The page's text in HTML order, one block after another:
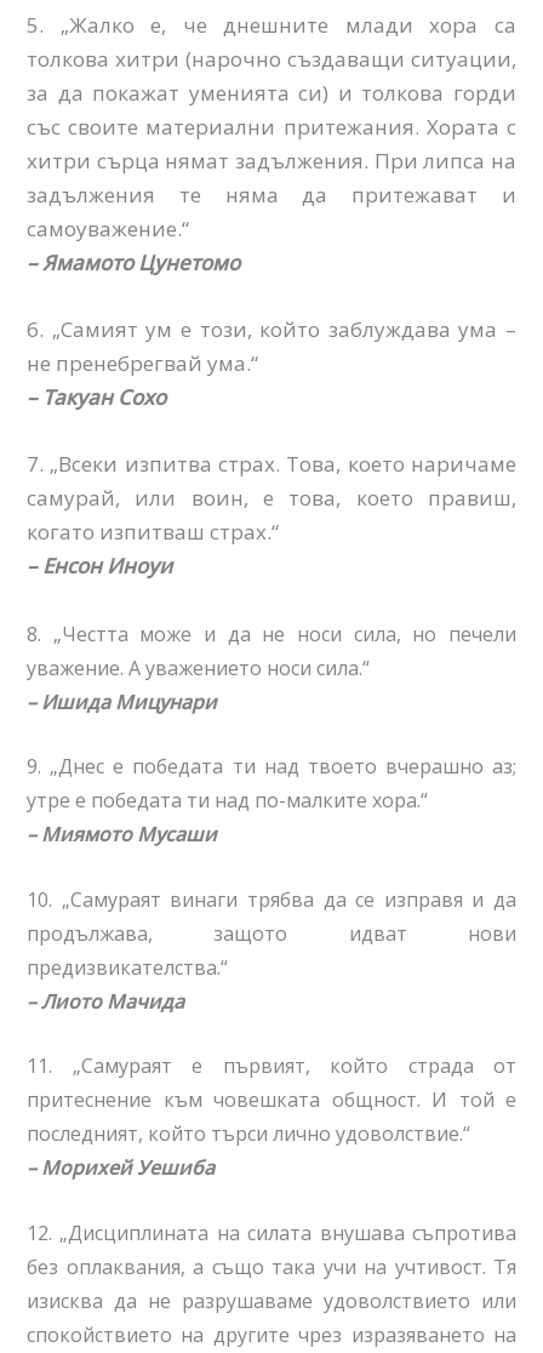
5. „Жалко е, че днешните млади хора са
толкова хитри (нарочно създаващи ситуации,
за да покажат уменията си) и толкова горди
със своите материални притежания. Хората с
хитри сърца нямат задължения. При липса на
задължения те няма да притежават и
самоуважение.“
– Ямамото Цунетомо
6. „Самият ум е този, който заблуждава ума –
не пренебрегвай ума.“
– Такуан Сохо
7. „Всеки изпитва страх. Това, което наричаме
самурай, или воин, е това, което правиш,
когато изпитваш страх.“
– Енсон Иноуи
8. „Честта може и да не носи сила, но печели
уважение. А уважението носи сила.“
– Ишида Мицунари
9. „Днес е победата ти над твоето вчерашно аз;
утре е победата ти над по-малките хора.“
– Миямото Мусаши
10. „Самураят винаги трябва да се изправя и да
продължава, защото идват нови
предизвикателства.“
– Лиото Мачида
11. „Самураят е първият, който страда от
притеснение към човешката общност. И той е
последният, който търси лично удоволствие.“
– Морихей Уешиба
12. „Дисциплината на силата внушава съпротива
без оплаквания, а също така учи на учтивост. Тя
изисква да не разрушаваме удоволствието или
спокойствието на другите чрез изразяването на